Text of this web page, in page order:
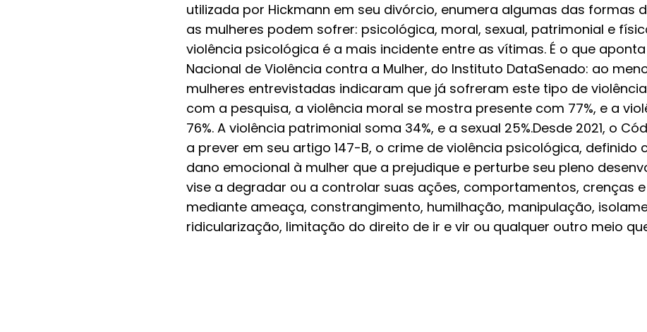
utilizada por Hickmann em seu divórcio, enumera algumas das formas
as mulheres podem sofrer: psicológica, moral, sexual, patrimonial e
violência psicológica é a mais incidente entre as vítimas. É o que
Nacional de Violência contra a Mulher, do Instituto DataSenado: ao
mulheres entrevistadas indicaram que já sofreram este tipo de
com a pesquisa, a violência moral se mostra presente com 77%, e a
76%. A violência patrimonial soma 34%, e a sexual 25%.Desde 2021, o
a prever em seu artigo 147-B, o crime de violência psicológica, definido
dano emocional à mulher que a prejudique e perturbe seu pleno
vise a degradar ou a controlar suas ações, comportamentos, crenças
mediante ameaça, constrangimento, humilhação, manipulação,
ridicularização, limitação do direito de ir e vir ou qualquer outro meio